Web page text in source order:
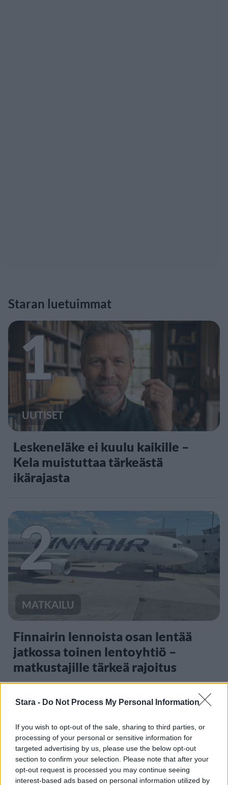
Stara - Do Not Process My Personal Information
If you wish to opt-out of the sale, sharing to third parties, or
processing of your personal or sensitive information for
targeted advertising by us, please use the below opt-out
section to confirm your selection. Please note that after your
opt-out request is processed you may continue seeing
interest-based ads based on personal information utilized by
Staran luetuimmat
1
UUTISET
Leskeneläke ei kuulu kaikille –
Kela muistuttaa tärkeästä
ikärajasta
2
MATKAILU
Finnairin lennoista osan lentää
jatkossa toinen lentoyhtiö –
matkustajille tärkeä rajoitus
3